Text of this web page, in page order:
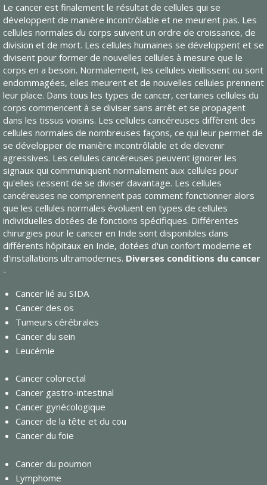
Le cancer est finalement le résultat de cellules qui se
développent de manière incontrôlable et ne meurent pas. Les
cellules normales du corps suivent un ordre de croissance, de
division et de mort. Les cellules humaines se développent et se
divisent pour former de nouvelles cellules à mesure que le
corps en a besoin. Normalement, les cellules vieillissent ou sont
endommagées, elles meurent et de nouvelles cellules prennent
leur place. Dans tous les types de cancer, certaines cellules du
corps commencent à se diviser sans arrêt et se propagent
dans les tissus voisins. Les cellules cancéreuses diffèrent des
cellules normales de nombreuses façons, ce qui leur permet de
se développer de manière incontrôlable et de devenir
agressives. Les cellules cancéreuses peuvent ignorer les
signaux qui communiquent normalement aux cellules pour
qu'elles cessent de se diviser davantage. Les cellules
cancéreuses ne comprennent pas comment fonctionner alors
que les cellules normales évoluent en types de cellules
individuelles dotées de fonctions spécifiques. Différentes
chirurgies pour le cancer en Inde sont disponibles dans
différents hôpitaux en Inde, dotées d'un confort moderne et
d'installations ultramodernes. Diverses conditions du cancer
-
Cancer lié au SIDA
Cancer des os
Tumeurs cérébrales
Cancer du sein
Leucémie
Cancer colorectal
Cancer gastro-intestinal
Cancer gynécologique
Cancer de la tête et du cou
Cancer du foie
Cancer du poumon
Lymphome